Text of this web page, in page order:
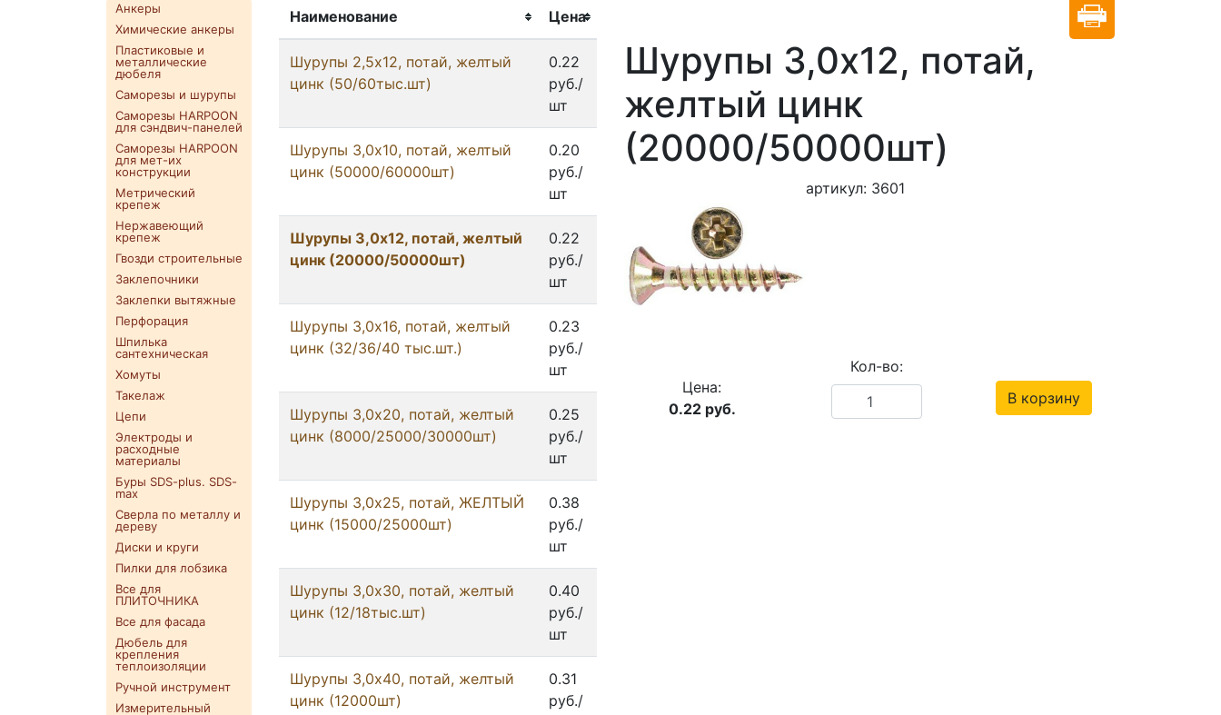
Анкеры
Химические анкеры
Пластиковые и
металлические
дюбеля
Саморезы и шурупы
Саморезы HARPOON
для сэндвич-панелей
Саморезы HARPOON
для мет-их
конструкции
Метрический
крепеж
Нержавеющий
крепеж
Гвозди строительные
Заклепочники
Заклепки вытяжные
Перфорация
Шпилька
сантехническая
Хомуты
Такелаж
Цепи
Электроды и
расходные
материалы
Буры SDS-plus. SDS-
max
Сверла по металлу и
дереву
Диски и круги
Пилки для лобзика
Все для
ПЛИТОЧНИКА
Все для фасада
Дюбель для
крепления
теплоизоляции
Ручной инструмент
Измерительный
Наименование Цена
Шурупы 2,5x12, потай, желтый
цинк (50/60тыс.шт)
0.22
руб./
шт
Шурупы 3,0x10, потай, желтый
цинк (50000/60000шт)
0.20
руб./
шт
Шурупы 3,0x12, потай, желтый
цинк (20000/50000шт)
0.22
руб./
шт
Шурупы 3,0x16, потай, желтый
цинк (32/36/40 тыс.шт.)
0.23
руб./
шт
Шурупы 3,0x20, потай, желтый
цинк (8000/25000/30000шт)
0.25
руб./
шт
Шурупы 3,0x25, потай, ЖЕЛТЫЙ
цинк (15000/25000шт)
0.38
руб./
шт
Шурупы 3,0x30, потай, желтый
цинк (12/18тыс.шт)
0.40
руб./
шт
Шурупы 3,0x40, потай, желтый
цинк (12000шт)
0.31
руб./
Шурупы 3,0x12, потай,
желтый цинк
(20000/50000шт)
артикул: 3601
Цена:
0.22 руб.
Кол-во:
В корзину